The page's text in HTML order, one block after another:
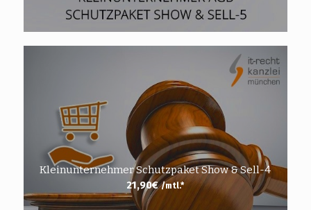
Kleinunternehmer Schutzpaket Show & Sell-4
21,90€ /mtl.*